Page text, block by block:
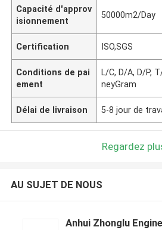
Capacité d'approv
isionnement
50000m2/Day
Certification ISO,SGS
Conditions de pai
ement
L/C, D/A, D/P,
neyGram
Délai de livraison 5-8 jour de
Regardez
AU SUJET DE NOUS
Anhui Zhonglu